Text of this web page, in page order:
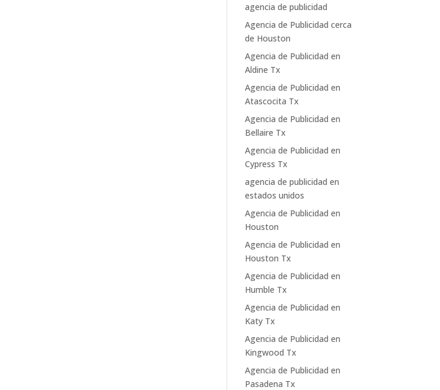
agencia de publicidad
Agencia de Publicidad cerca
de Houston
Agencia de Publicidad en
Aldine Tx
Agencia de Publicidad en
Atascocita Tx
Agencia de Publicidad en
Bellaire Tx
Agencia de Publicidad en
Cypress Tx
agencia de publicidad en
estados unidos
Agencia de Publicidad en
Houston
Agencia de Publicidad en
Houston Tx
Agencia de Publicidad en
Humble Tx
Agencia de Publicidad en
Katy Tx
Agencia de Publicidad en
Kingwood Tx
Agencia de Publicidad en
Pasadena Tx